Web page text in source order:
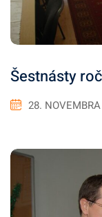
Šestnásty
28.